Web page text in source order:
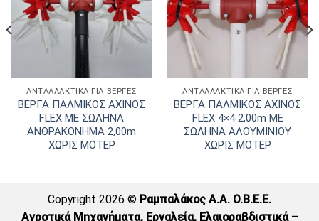
ΑΝΤΑΛΛΑΚΤΙΚΑ ΓΙΑ ΒΕΡΓΕΣ
ΒΕΡΓΑ ΠΑΛΜΙΚΟΣ ΑΧΙΝΟΣ
FLEX ΜΕ ΣΩΛΗΝΑ
ΑΝΘΡΑΚΟΝΗΜΑ 2,00m
ΧΩΡΙΣ ΜΟΤΕΡ
ΑΝΤΑΛΛΑΚΤΙΚΑ ΓΙΑ ΒΕΡΓΕΣ
ΒΕΡΓΑ ΠΑΛΜΙΚΟΣ ΑΧΙΝΟΣ
FLEX 4×4 2,00m ΜΕ
ΣΩΛΗΝΑ ΑΛΟΥΜΙΝΙΟΥ
ΧΩΡΙΣ ΜΟΤΕΡ
Copyright 2026 © Ραμπαλάκος A.A. O.B.E.E.
Αγροτικά Μηχανήματα, Εργαλεία, Ελαιοραβδιστικά –